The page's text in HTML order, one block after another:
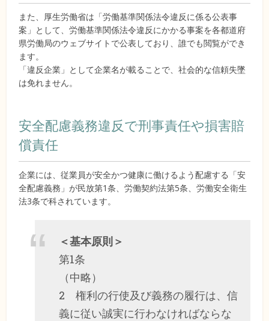
また、厚生労働省は「労働基準関係法令違反に係る公表事
案」として、労働基準関係法令違反にかかる事案を各都道府
県労働局のウェブサイトで公表しており、誰でも閲覧ができ
ます。
「違反企業」として企業名が載ることで、社会的な信頼失墜
は免れません。
安全配慮義務違反で刑事責任や損害賠
償責任
企業には、従業員が安全かつ健康に働けるよう配慮する「安
全配慮義務」が民放第1条、労働契約法第5条、労働安全衛生
法3条で科されています。
＜基本原則＞
第1条
（中略）
2 権利の行使及び義務の履行は、信
義に従い誠実に行わなければならな